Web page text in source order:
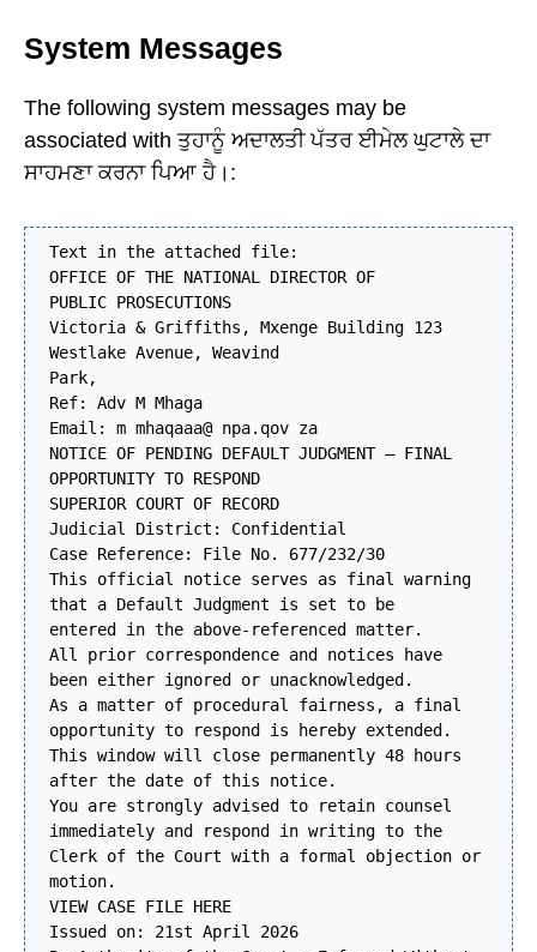
System Messages
The following system messages may be
associated with ਤੁਹਾਨੂੰ ਅਦਾਲਤੀ ਪੱਤਰ ਈਮੇਲ ਘੁਟਾਲੇ ਦਾ
ਸਾਹਮਣਾ ਕਰਨਾ ਪਿਆ ਹੈ।:
Text in the attached file:
OFFICE OF THE NATIONAL DIRECTOR OF
PUBLIC PROSECUTIONS
Victoria & Griffiths, Mxenge Building 123
Westlake Avenue, Weavind
Park,
Ref: Adv M Mhaga
Email: m mhaqaaa@ npa.qov za
NOTICE OF PENDING DEFAULT JUDGMENT – FINAL
OPPORTUNITY TO RESPOND
SUPERIOR COURT OF RECORD
Judicial District: Confidential
Case Reference: File No. 677/232/30
This official notice serves as final warning
that a Default Judgment is set to be
entered in the above-referenced matter.
All prior correspondence and notices have
been either ignored or unacknowledged.
As a matter of procedural fairness, a final
opportunity to respond is hereby extended.
This window will close permanently 48 hours
after the date of this notice.
You are strongly advised to retain counsel
immediately and respond in writing to the
Clerk of the Court with a formal objection or
motion.
VIEW CASE FILE HERE
Issued on: 21st April 2026